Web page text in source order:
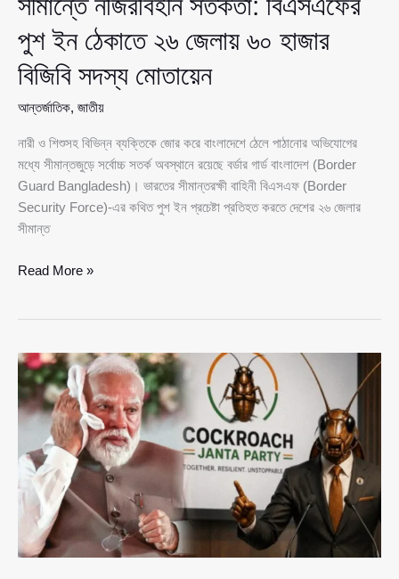
পুশ ইন ঠেকাতে ২৬ জেলায় ৬০ হাজার
বিজিবি সদস্য মোতায়েন
আন্তর্জাতিক, জাতীয়
নারী ও শিশুসহ বিভিন্ন ব্যক্তিকে জোর করে বাংলাদেশে ঠেলে পাঠানোর অভিযোগের
মধ্যে সীমান্তজুড়ে সর্বোচ্চ সতর্ক অবস্থানে রয়েছে বর্ডার গার্ড বাংলাদেশ (Border
Guard Bangladesh)। ভারতের সীমান্তরক্ষী বাহিনী বিএসএফ (Border
Security Force)-এর কথিত পুশ ইন প্রচেষ্টা প্রতিহত করতে দেশের ২৬ জেলার
সীমান্ত
সীমান্তে
পুশ
ইন
ঠেকাতে
২৬
জেলায়
৬০
হাজার
বিজিবি
সদস্য
মোতায়েন
Read More »